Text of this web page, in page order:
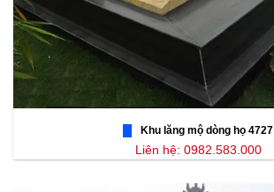
Khu lăng mộ dòng họ 4727
Liên hệ: 0982.583.000